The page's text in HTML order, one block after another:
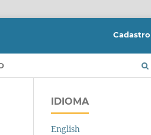
Cadastro
IDIOMA
English